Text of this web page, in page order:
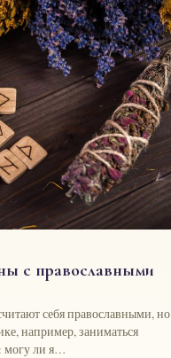
с православными
себя православными, но
например, заниматься
могу ли я…